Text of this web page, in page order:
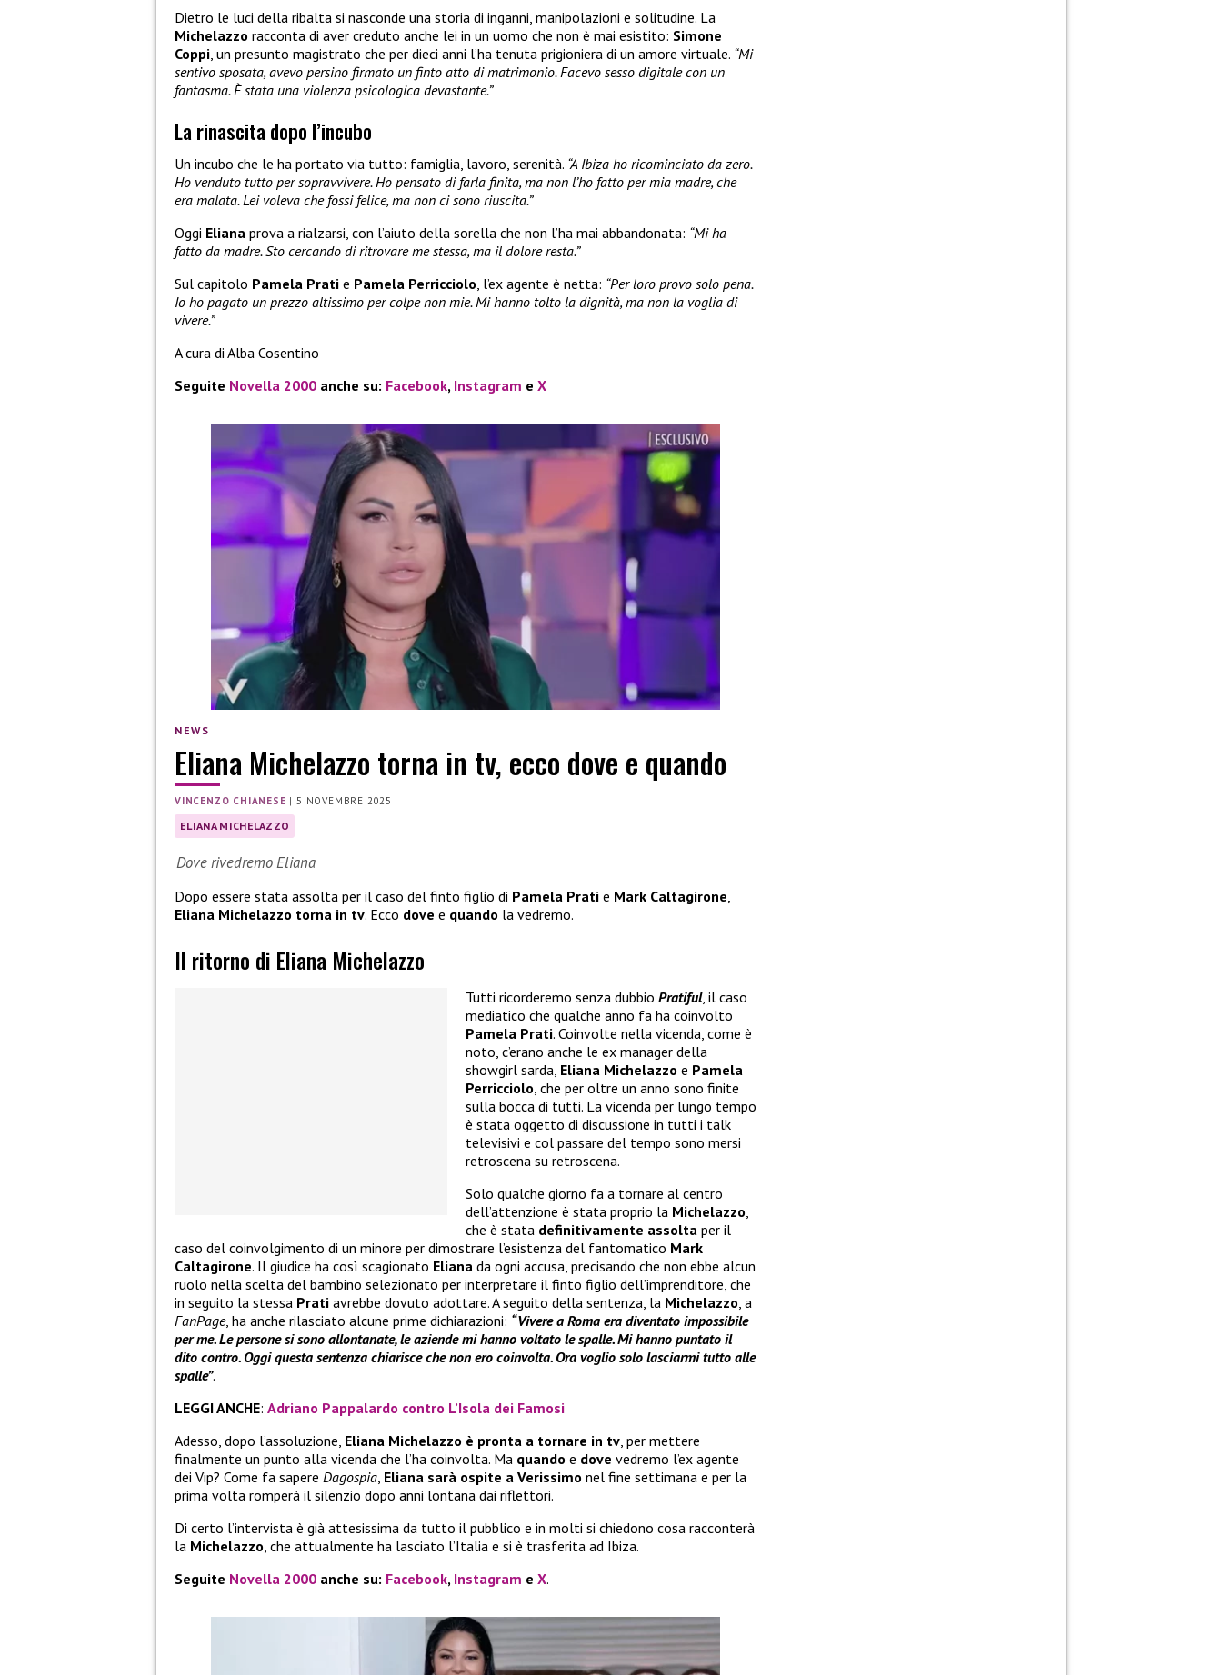
Dietro le luci della ribalta si nasconde una storia di inganni, manipolazioni e solitudine. La
Michelazzo racconta di aver creduto anche lei in un uomo che non è mai esistito: Simone
Coppi , un presunto magistrato che per dieci anni l’ha tenuta prigioniera di un amore virtuale. “Mi
sentivo sposata, avevo persino firmato un finto atto di matrimonio. Facevo sesso digitale con un
fantasma. È stata una violenza psicologica devastante.”
La rinascita dopo l’incubo
Un incubo che le ha portato via tutto: famiglia, lavoro, serenità. “A Ibiza ho ricominciato da zero.
Ho venduto tutto per sopravvivere. Ho pensato di farla finita, ma non l’ho fatto per mia madre, che
era malata. Lei voleva che fossi felice, ma non ci sono riuscita.”
Oggi Eliana prova a rialzarsi, con l’aiuto della sorella che non l’ha mai abbandonata: “Mi ha
fatto da madre. Sto cercando di ritrovare me stessa, ma il dolore resta.”
Sul capitolo Pamela Prati e Pamela Perricciolo , l’ex agente è netta: “Per loro provo solo pena.
Io ho pagato un prezzo altissimo per colpe non mie. Mi hanno tolto la dignità, ma non la voglia di
vivere.”
A cura di Alba Cosentino
Seguite Novella 2000 anche su: Facebook, Instagram e X
NEWS
Eliana Michelazzo torna in tv, ecco dove e quando
VINCENZO CHIANESE |5 NOVEMBRE 2025
ELIANA MICHELAZZO
Dove rivedremo Eliana
Dopo essere stata assolta per il caso del finto figlio di Pamela Prati e Mark Caltagirone
Eliana Michelazzo torna in tv. Ecco dove e quando la vedremo.
Il ritorno di Eliana Michelazzo
Tutti ricorderemo senza dubbio Pratiful, il caso
mediatico che qualche anno fa ha coinvolto
Pamela Prati. Coinvolte nella vicenda, come è
noto, c’erano anche le ex manager della
showgirl sarda, Eliana Michelazzo e Pamela
Perricciolo , che per oltre un anno sono finite
sulla bocca di tutti. La vicenda per lungo tempo
è stata oggetto di discussione in tutti i talk
televisivi e col passare del tempo sono mersi
retroscena su retroscena.
Solo qualche giorno fa a tornare al centro
dell’attenzione è stata proprio la Michelazzo
che è stata definitivamente assolta per il
caso del coinvolgimento di un minore per dimostrare l’esistenza del fantomatico Mark
Caltagirone. Il giudice ha così scagionato Eliana da ogni accusa, precisando che non ebbe alcun
ruolo nella scelta del bambino selezionato per interpretare il finto figlio dell’imprenditore, che
in seguito la stessa Prati avrebbe dovuto adottare. A seguito della sentenza, la Michelazzo , a
FanPage, ha anche rilasciato alcune prime dichiarazioni: “Vivere a Roma era diventato impossibile
per me. Le persone si sono allontanate, le aziende mi hanno voltato le spalle. Mi hanno puntato il
dito contro. Oggi questa sentenza chiarisce che non ero coinvolta. Ora voglio solo lasciarmi tutto alle
spalle”.
LEGGI ANCHE: Adriano Pappalardo contro L’Isola dei Famosi
Adesso, dopo l’assoluzione, Eliana Michelazzo è pronta a tornare in tv , per mettere
finalmente un punto alla vicenda che l’ha coinvolta. Ma quando e dove vedremo l’ex agente
dei Vip? Come fa sapere Dagospia Eliana sarà ospite a Verissimo nel fine settimana e per la
prima volta romperà il silenzio dopo anni lontana dai riflettori.
Di certo l’intervista è già attesissima da tutto il pubblico e in molti si chiedono cosa racconterà
la Michelazzo , che attualmente ha lasciato l’Italia e si è trasferita ad Ibiza.
Seguite Novella 2000 anche su: Facebook, Instagram e X.